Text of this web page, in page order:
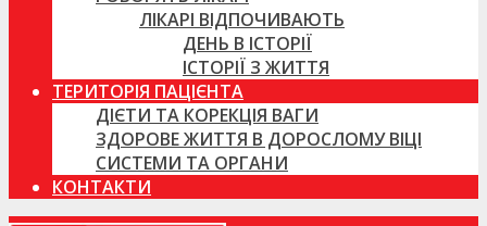
ЛІКАРІ ВІДПОЧИВАЮТЬ
ДЕНЬ В ІСТОРІЇ
ІСТОРІЇ З ЖИТТЯ
ТЕРИТОРІЯ ПАЦІЄНТА
ДІЄТИ ТА КОРЕКЦІЯ ВАГИ
ЗДОРОВЕ ЖИТТЯ В ДОРОСЛОМУ ВІЦІ
СИСТЕМИ ТА ОРГАНИ
КОНТАКТИ